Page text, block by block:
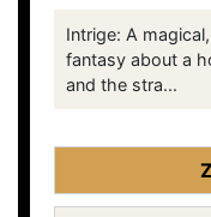
Intrige: A
fantasy about a
and the stra...